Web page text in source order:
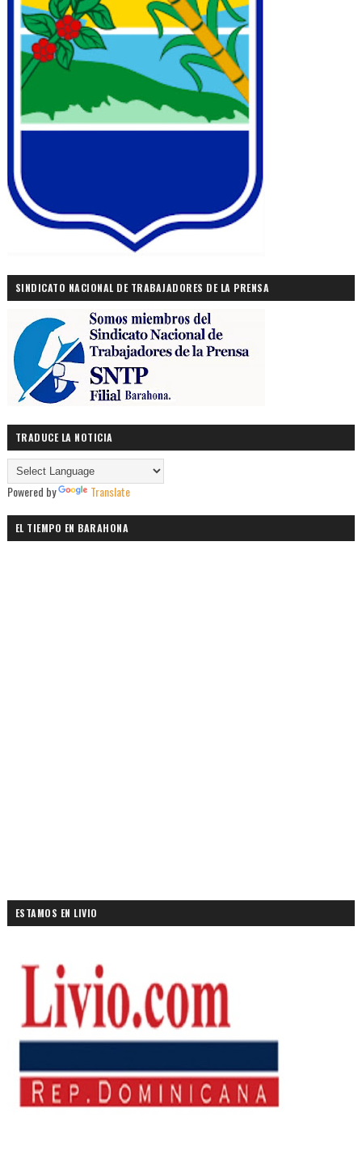
SINDICATO NACIONAL DE TRABAJADORES DE LA PRENSA
TRADUCE LA NOTICIA
Powered by Translate
EL TIEMPO EN BARAHONA
ESTAMOS EN LIVIO